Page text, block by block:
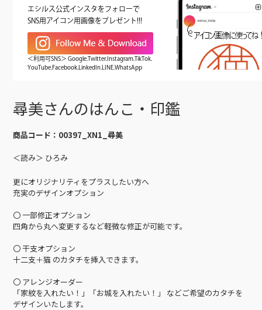
エシルス公式インスタをフォローで
SNS用アイコン用画像をプレゼント!!!
＜利用可SNS＞ Google.Twitter.Instagram.TikTok.
YouTube.Facebook.LinkedIn.LINE.WhatsApp
尋美さんのはんこ・印鑑
商品コード： 00397_XN1_尋美
＜読み＞ ひろみ
更にオリジナリティをプラスしたい方へ
充実のデザインオプション
〇 一部修正オプション
四角から丸へ変更するなど軽微な修正が可能です。
〇 干支オプション
十二支＋猫 のカタチを挿入できます。
〇 アレンジオーダー
「家紋を入れたい！」「お城を入れたい！」 などご希望のカタチを
デザインいたします。